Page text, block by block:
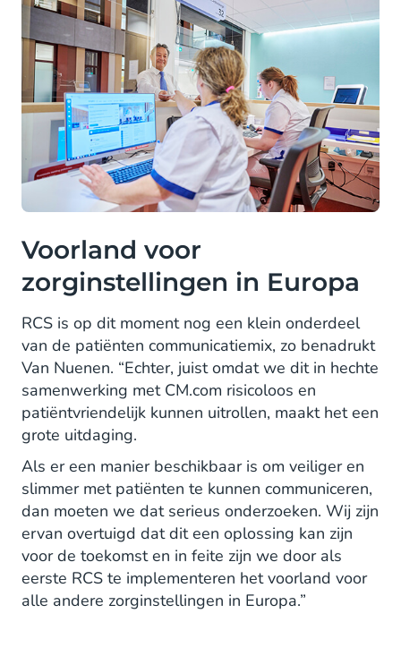
Voorland voor
zorginstellingen in Europa
RCS is op dit moment nog een klein onderdeel
van de patiënten communicatiemix, zo benadrukt
Van Nuenen. “Echter, juist omdat we dit in hechte
samenwerking met CM.com risicoloos en
patiëntvriendelijk kunnen uitrollen, maakt het een
grote uitdaging.
Als er een manier beschikbaar is om veiliger en
slimmer met patiënten te kunnen communiceren,
dan moeten we dat serieus onderzoeken. Wij zijn
ervan overtuigd dat dit een oplossing kan zijn
voor de toekomst en in feite zijn we door als
eerste RCS te implementeren het voorland voor
alle andere zorginstellingen in Europa.”